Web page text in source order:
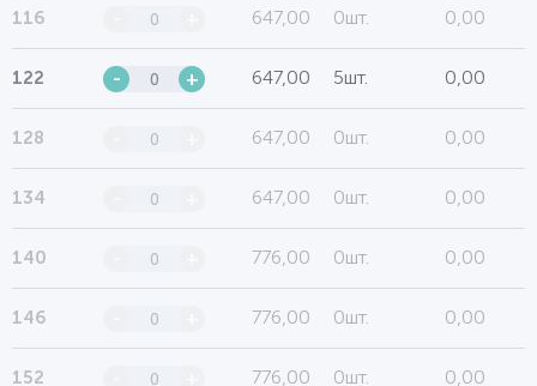
116 647,00 0шт. 0,00
122 - + 647,00 5шт. 0,00
128 647,00 0шт. 0,00
134 647,00 0шт. 0,00
140 776,00 0шт. 0,00
146 776,00 0шт. 0,00
152 776,00 0шт. 0,00